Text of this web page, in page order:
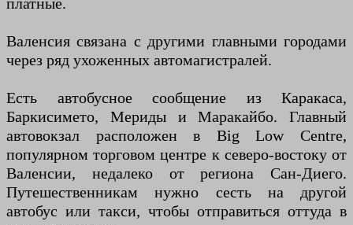
Валенсия связана с другими главными городами
через ряд ухоженных автомагистралей.
Есть автобусное сообщение из Каракаса,
Баркисимето, Мериды и Маракайбо. Главный
автовокзал расположен в Big Low Centre,
популярном торговом центре к северо-востоку от
Валенсии, недалеко от региона Сан-Диего.
Путешественникам нужно сесть на другой
автобус или такси, чтобы отправиться оттуда в